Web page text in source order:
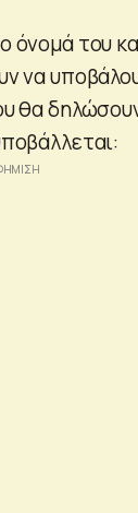
του
να
θα